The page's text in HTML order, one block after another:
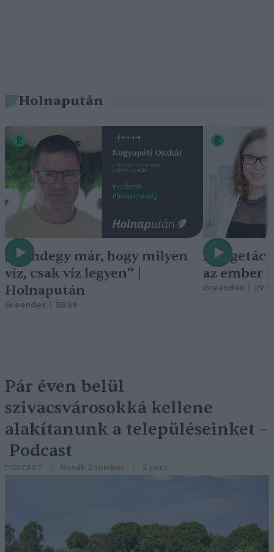
Holnapután
„Mindegy már, hogy milyen
víz, csak víz legyen” |
Holnapután
Greendex 55:58
A
az ember
Greendex
Pár éven belül
szivacsvárosokká kellene
alakítanunk a településeinket –
Podcast
PODCAST Novák Zsombor 2 perc